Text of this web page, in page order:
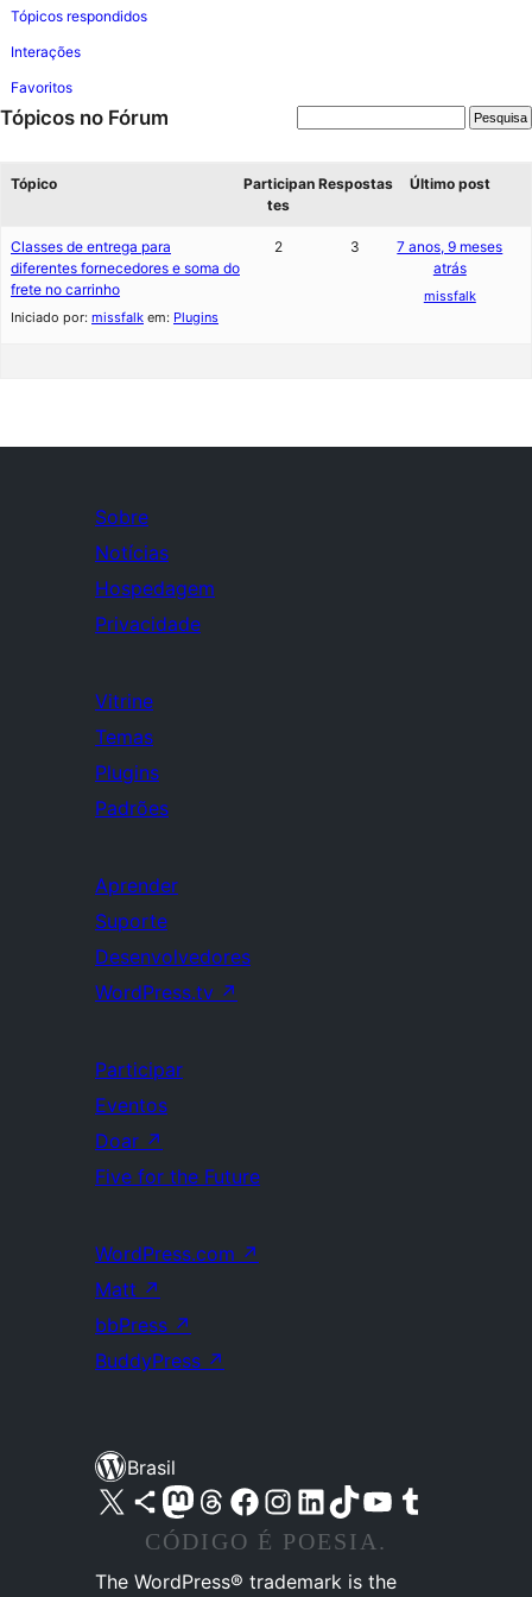
Tópicos respondidos
Interações
Favoritos
Tópicos no Fórum
Tópico
Participan
tes
Respostas Último post
Classes de entrega para
diferentes fornecedores e soma do
frete no carrinho
Iniciado por: missfalk em: Plugins
2 3
7 anos, 9 meses
atrás
missfalk
Sobre
Notícias
Hospedagem
Privacidade
Vitrine
Temas
Plugins
Padrões
Aprender
Suporte
Desenvolvedores
WordPress.tv ↗
Participar
Eventos
Doar ↗
Five for the Future
WordPress.com ↗
Matt ↗
bbPress ↗
BuddyPress ↗
Brasil
Acessar nossa conta do X (antigo Twitter)
Acessar nossa conta do Bluesky
Acessar nossa conta do Mastodon
Acessar nossa conta do Threads
Acessar nossa página do Facebook
Acessar nossa conta do Instagram
Acessar nossa conta do LinkedIn
Acessar nossa conta do TikTok
Acessar nosso canal do YouTube
Acessar nossa conta no Tumblr
CÓDIGO É POESIA.
The WordPress® trademark is the